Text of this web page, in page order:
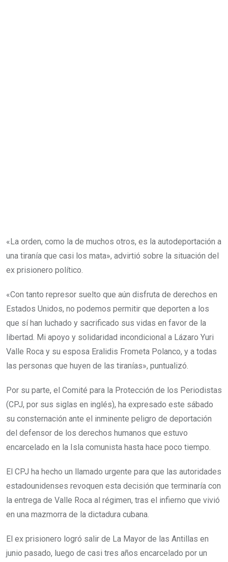
«La orden, como la de muchos otros, es la autodeportación a
una tiranía que casi los mata», advirtió sobre la situación del
ex prisionero político.
«Con tanto represor suelto que aún disfruta de derechos en
Estados Unidos, no podemos permitir que deporten a los
que sí han luchado y sacrificado sus vidas en favor de la
libertad. Mi apoyo y solidaridad incondicional a Lázaro Yuri
Valle Roca y su esposa Eralidis Frometa Polanco, y a todas
las personas que huyen de las tiranías», puntualizó.
Por su parte, el Comité para la Protección de los Periodistas
(CPJ, por sus siglas en inglés), ha expresado este sábado
su consternación ante el inminente peligro de deportación
del defensor de los derechos humanos que estuvo
encarcelado en la Isla comunista hasta hace poco tiempo.
El CPJ ha hecho un llamado urgente para que las autoridades
estadounidenses revoquen esta decisión que terminaría con
la entrega de Valle Roca al régimen, tras el infierno que vivió
en una mazmorra de la dictadura cubana.
El ex prisionero logró salir de La Mayor de las Antillas en
junio pasado, luego de casi tres años encarcelado por un